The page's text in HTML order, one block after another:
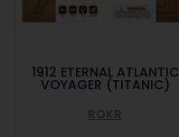
1912 ETERNAL ATLANTIC
VOYAGER (TITANIC)
ROKR